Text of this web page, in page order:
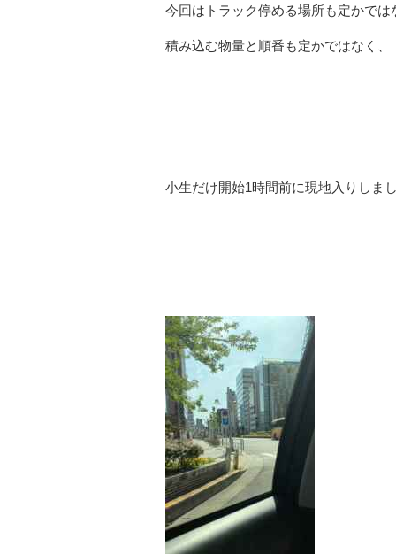
今回はトラック停める場所も定かでは
積み込む物量と順番も定かではなく、
小生だけ開始1時間前に現地入りしまし